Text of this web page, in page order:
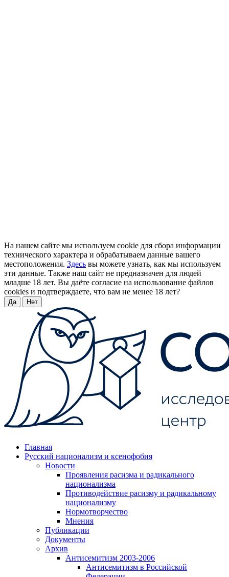
На нашем сайте мы используем cookie для сбора информации
технического характера и обрабатываем данные вашего
местоположения. Здесь вы можете узнать, как мы используем
эти данные. Также наш сайт не предназначен для людей
младше 18 лет. Вы даёте согласие на использование файлов
cookies и подтверждаете, что вам не менее 18 лет?
Да Нет
Главная
Русский национализм и ксенофобия
Новости
Проявления расизма и радикального
национализма
Противодействие расизму и радикальному
национализму
Нормотворчество
Мнения
Публикации
Документы
Архив
Антисемитизм 2003-2006
Антисемитизм в Российской